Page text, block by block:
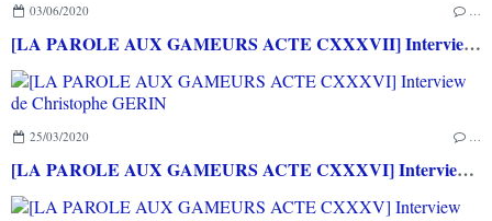
03/06/2020
[LA PAROLE AUX GAMEURS ACTE CXXXVII] Interview de Michael STORA
25/03/2020
[LA PAROLE AUX GAMEURS ACTE CXXXVI] Interview de Christophe GERIN